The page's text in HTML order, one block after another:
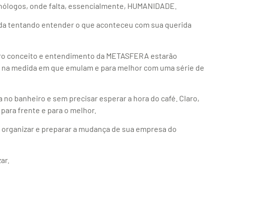
onde falta, essencialmente, HUMANIDADE.
tentando entender o que aconteceu com sua querida
conceito e entendimento da METASFERA estarão
medida em que emulam e para melhor com uma série de
banheiro e sem precisar esperar a hora do café. Claro,
frente e para o melhor.
e preparar a mudança de sua empresa do